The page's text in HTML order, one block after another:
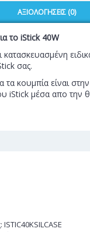
ΑΞΙΟΛΟΓΉΣΕΙΣ (0)
το iStick 40W
κατασκευασμένη
σας.
τα κουμπία είναι
iStick μέσα απο την
ISTIC40KSILCASE